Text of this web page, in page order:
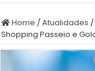
Home /Atualidades /
Shopping Passeio e